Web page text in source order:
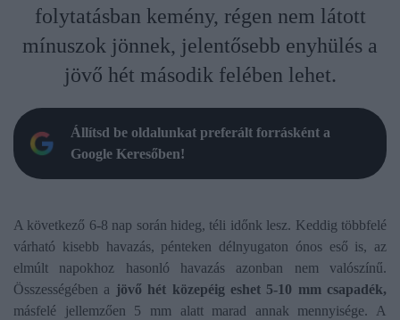
folytatásban kemény, régen nem látott
mínuszok jönnek, jelentősebb enyhülés a
jövő hét második felében lehet.
Állítsd be oldalunkat preferált forrásként a
Google Keresőben!
A következő 6-8 nap során hideg, téli időnk lesz. Keddig többfelé
várható kisebb havazás, pénteken délnyugaton ónos eső is, az
elmúlt napokhoz hasonló havazás azonban nem valószínű.
Összességében a jövő hét közepéig eshet 5-10 mm csapadék,
másfelé jellemzően 5 mm alatt marad annak mennyisége. A